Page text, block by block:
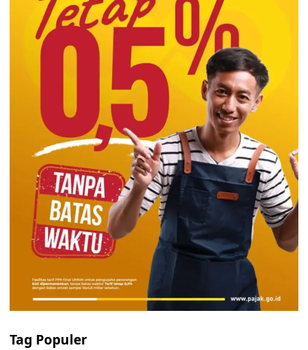
Tag Populer